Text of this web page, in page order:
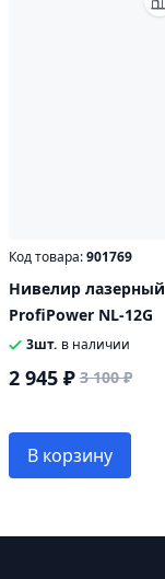
Код товара:901769
Нивелир лазерный
ProfiPower NL-12G
3шт. в наличии
2 945 ₽ 3 100 ₽
В корзину